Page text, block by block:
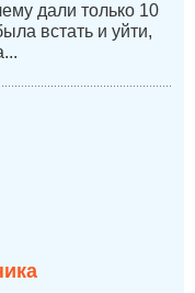
дали только 10
встать и уйти,